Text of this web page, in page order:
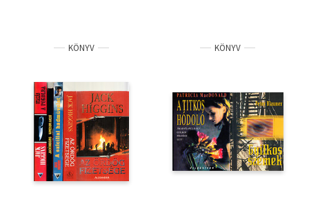
KÖNYV KÖNYV